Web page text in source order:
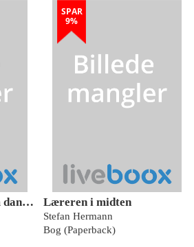
Hvor står kampen om dannelsen?
SPAR
9%
Læreren i midten
Stefan Hermann
Bog (Paperback)